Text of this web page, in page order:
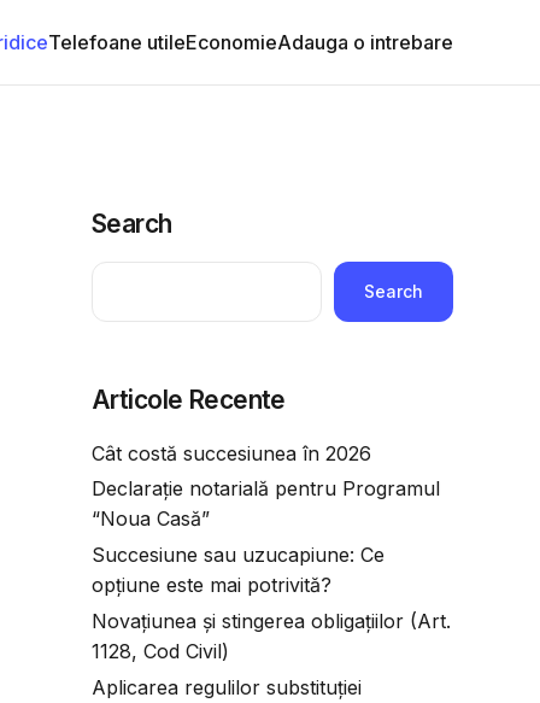
Telefoane utileEconomieAdauga o intrebare
Search
Search
Articole Recente
Cât costă succesiunea în 2026
Declarație notarială pentru Programul
“Noua Casă”
Succesiune sau uzucapiune: Ce
opțiune este mai potrivită?
Novațiunea și stingerea obligațiilor (Art.
1128, Cod Civil)
Aplicarea regulilor substituției